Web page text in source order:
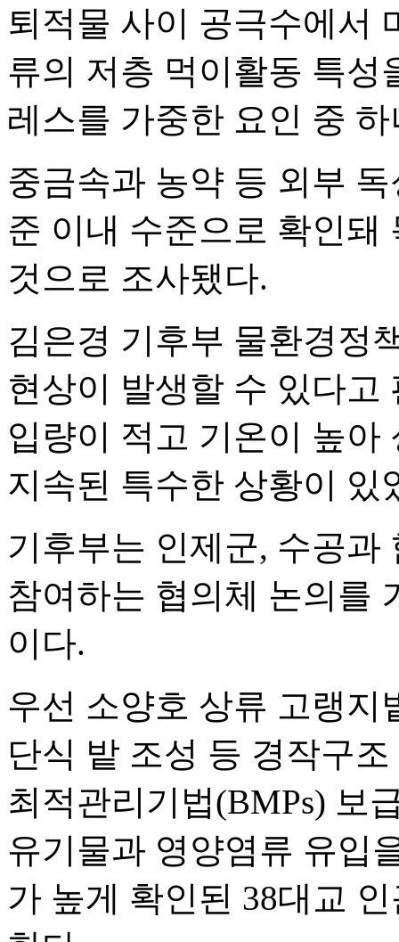
퇴적물 사이 공극수에서
류의 저층 먹이활동 특성
레스를 가중한 요인 중
중금속과 농약 등 외부
준 이내 수준으로 확인돼
것으로 조사됐다.
김은경 기후부 물환경정
현상이 발생할 수 있다
입량이 적고 기온이 높아
지속된 특수한 상황이 있
기후부는 인제군, 수공과
참여하는 협의체 논의를
이다.
우선 소양호 상류 고랭지
단식 밭 조성 등 경작구
최적관리기법(BMPs) 보
유기물과 영양염류 유입
가 높게 확인된 38대교